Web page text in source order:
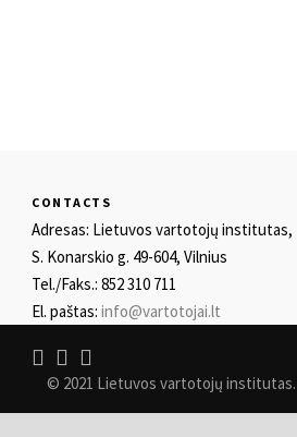
CONTACTS
Adresas: Lietuvos vartotojų institutas,
S. Konarskio g. 49-604, Vilnius
Tel./Faks.: 852 310 711
El. paštas: info@vartotojai.lt
© 2021 Lietuvos vartotojų institutas.